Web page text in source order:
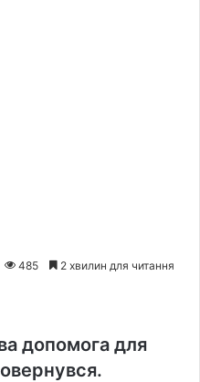
485 2 хвилин для читання
допомога для